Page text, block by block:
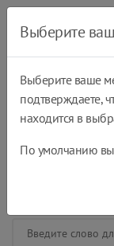
Выберите
Выберите ваше
подтверждаете,
находится в
По умолчанию